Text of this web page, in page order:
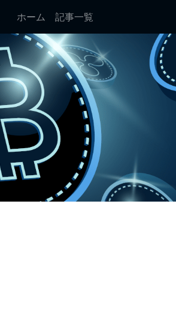
ホーム 記事一覧